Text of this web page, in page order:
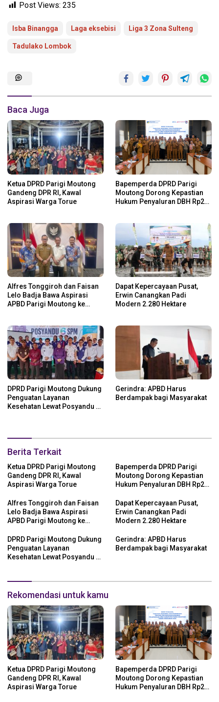
Post Views: 235
Isba Binangga Laga eksebisi Liga 3 Zona Sulteng
Tadulako Lombok
Baca Juga
Ketua DPRD Parigi Moutong
Gandeng DPR RI, Kawal
Aspirasi Warga Torue
Bapemperda DPRD Parigi
Moutong Dorong Kepastian
Hukum Penyaluran DBH Rp24
Alfres Tonggiroh dan Faisan
Lelo Badja Bawa Aspirasi
APBD Parigi Moutong ke
Dapat Kepercayaan Pusat,
Erwin Canangkan Padi
Modern 2.280 Hektare
DPRD Parigi Moutong Dukung
Penguatan Layanan
Kesehatan Lewat Posyandu 6
Gerindra: APBD Harus
Berdampak bagi Masyarakat
Berita Terkait
Ketua DPRD Parigi Moutong
Gandeng DPR RI, Kawal
Aspirasi Warga Torue
Bapemperda DPRD Parigi
Moutong Dorong Kepastian
Hukum Penyaluran DBH Rp24
Alfres Tonggiroh dan Faisan
Lelo Badja Bawa Aspirasi
APBD Parigi Moutong ke
Dapat Kepercayaan Pusat,
Erwin Canangkan Padi
Modern 2.280 Hektare
DPRD Parigi Moutong Dukung
Penguatan Layanan
Kesehatan Lewat Posyandu 6
Gerindra: APBD Harus
Berdampak bagi Masyarakat
Rekomendasi untuk kamu
Ketua DPRD Parigi Moutong
Gandeng DPR RI, Kawal
Aspirasi Warga Torue
Bapemperda DPRD Parigi
Moutong Dorong Kepastian
Hukum Penyaluran DBH Rp24